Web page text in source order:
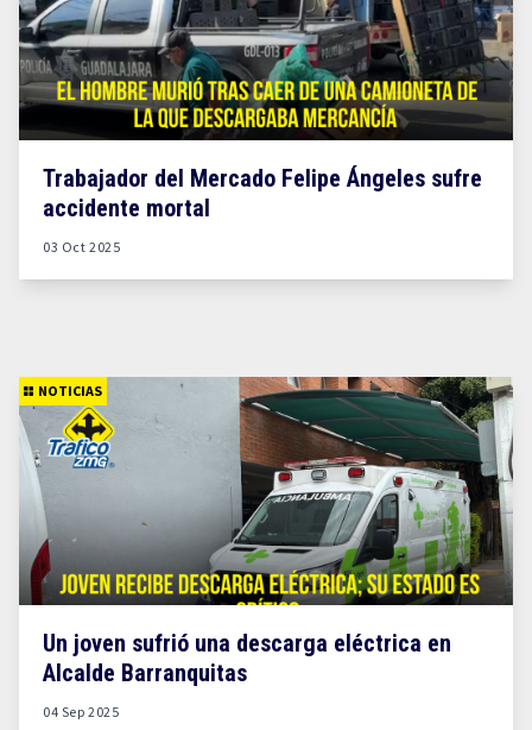
Trabajador del Mercado Felipe Ángeles sufre
accidente mortal
03 Oct 2025
NOTICIAS
Un joven sufrió una descarga eléctrica en
Alcalde Barranquitas
04 Sep 2025